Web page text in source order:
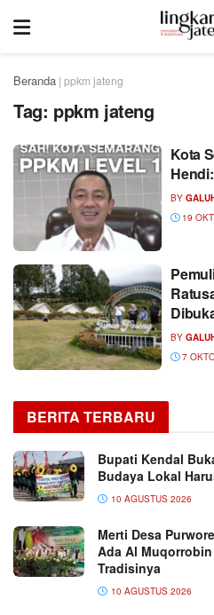
Beranda | ppkm jateng
Tag: ppkm jateng
Kota
BY
19
BY
7
BERITA TERBARU
Bupati Kendal
Budaya Lokal
10 AGUSTUS 2026
Merti Desa
Ada Al
Tradisinya
10 AGUSTUS 2026